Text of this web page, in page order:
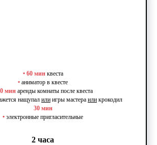
• 60 минквеста
• аниматор в квесте
минаренды комнаты после квеста
нащупал или игры мастера или крокодил
30 мин
• электронные пригласительные
2 часа